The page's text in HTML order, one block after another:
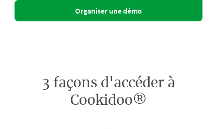
Organiser une démo
3 façons d'accéder à
Cookidoo®